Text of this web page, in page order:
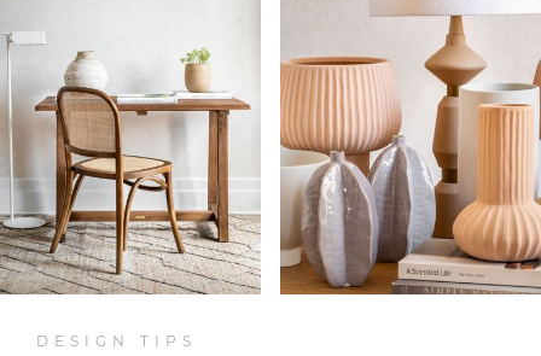
DESIGN TIPS